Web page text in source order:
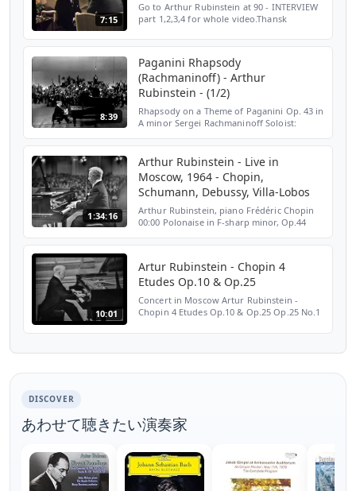
7:15
Go to Arthur Rubinstein at 90 - INTERVIEW
part 1,2,3,4 for whole video.Thansk
8:39
Paganini Rhapsody
(Rachmaninoff) - Arthur
Rubinstein - (1/2)
Rhapsody on a Theme of Paganini Op. 43 in
A minor Sergei Rachmaninoff Soloist:
1:34:16
Arthur Rubinstein - Live in
Moscow, 1964 - Chopin,
Schumann, Debussy, Villa-Lobos
Arthur Rubinstein, piano Frédéric Chopin
00:00 Polonaise in F-sharp minor, Op.44
10:01
Artur Rubinstein - Chopin 4
Etudes Op.10 & Op.25
Concert in Moscow Artur Rubinstein -
Chopin 4 Etudes Op.10 & Op.25 Op.25 No.1
DISCOVER
あわせて聴きたい演奏家